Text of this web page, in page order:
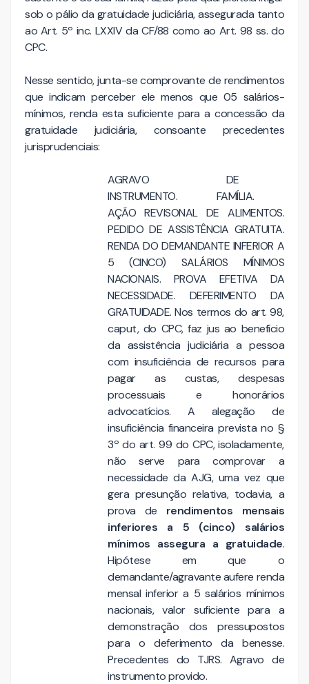
sob o pálio da gratuidade judiciária, assegurada tanto
ao Art. 5º inc. LXXIV da CF/88 como ao Art. 98 ss. do
CPC.
Nesse sentido, junta-se comprovante de rendimentos
que indicam perceber ele menos que 05 salários-
mínimos, renda esta suficiente para a concessão da
gratuidade judiciária, consoante precedentes
jurisprudenciais:
AGRAVO DE
INSTRUMENTO. FAMÍLIA.
AÇÃO REVISONAL DE ALIMENTOS.
PEDIDO DE ASSISTÊNCIA GRATUITA.
RENDA DO DEMANDANTE INFERIOR A
5 (CINCO) SALÁRIOS MÍNIMOS
NACIONAIS. PROVA EFETIVA DA
NECESSIDADE. DEFERIMENTO DA
GRATUIDADE. Nos termos do art. 98,
caput, do CPC, faz jus ao benefício
da assistência judiciária a pessoa
com insuficiência de recursos para
pagar as custas, despesas
processuais e honorários
advocatícios. A alegação de
insuficiência financeira prevista no §
3º do art. 99 do CPC, isoladamente,
não serve para comprovar a
necessidade da AJG, uma vez que
gera presunção relativa, todavia, a
prova de rendimentos mensais
inferiores a 5 (cinco) salários
mínimos assegura a gratuidade.
Hipótese em que o
demandante/agravante aufere renda
mensal inferior a 5 salários mínimos
nacionais, valor suficiente para a
demonstração dos pressupostos
para o deferimento da benesse.
Precedentes do TJRS. Agravo de
instrumento provido.